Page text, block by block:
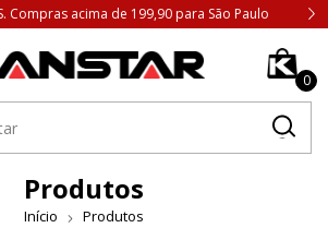
Compras acima de 199,90 para São Paulo
0
Produtos
Início Produtos